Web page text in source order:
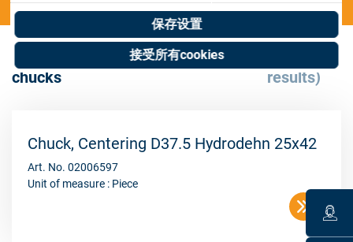
保存设置
接受所有cookies
联系我们
P;Periphery;Tools - Centering
chucks
results)
Chuck, Centering D37.5 Hydrodehn 25x42
Art. No. 02006597
Unit of measure : Piece